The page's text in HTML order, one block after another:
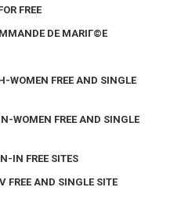
FREE
DE MARIГ©E
FREE AND SINGLE
WOMEN FREE AND SINGLE
IN FREE SITES
AND SINGLE SITE